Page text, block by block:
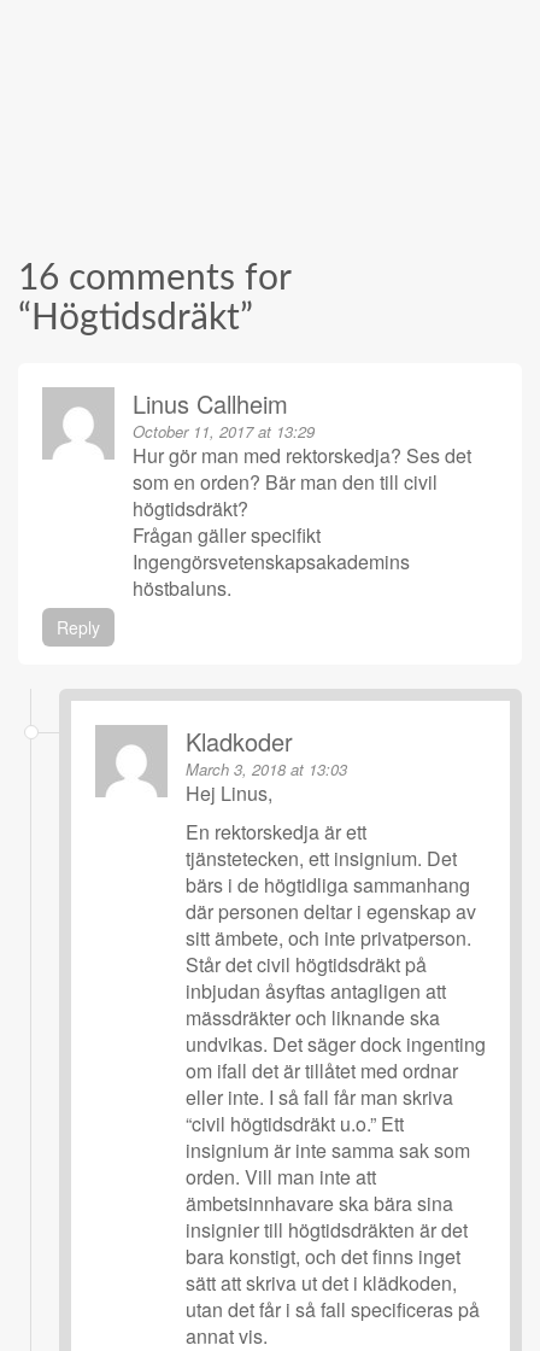
16 comments for
“ Högtidsdräkt”
Linus Callheim
October 11, 2017 at 13:29
Hur gör man med rektorskedja? Ses det
som en orden? Bär man den till civil
högtidsdräkt?
Frågan gäller specifikt
Ingengörsvetenskapsakademins
höstbaluns.
Reply
Kladkoder
March 3, 2018 at 13:03
Hej Linus,
En rektorskedja är ett
tjänstetecken, ett insignium. Det
bärs i de högtidliga sammanhang
där personen deltar i egenskap av
sitt ämbete, och inte privatperson.
Står det civil högtidsdräkt på
inbjudan åsyftas antagligen att
mässdräkter och liknande ska
undvikas. Det säger dock ingenting
om ifall det är tillåtet med ordnar
eller inte. I så fall får man skriva
“civil högtidsdräkt u.o.” Ett
insignium är inte samma sak som
orden. Vill man inte att
ämbetsinnhavare ska bära sina
insignier till högtidsdräkten är det
bara konstigt, och det finns inget
sätt att skriva ut det i klädkoden,
utan det får i så fall specificeras på
annat vis.